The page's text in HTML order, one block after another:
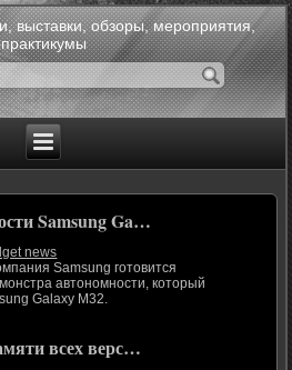
выставки, обзоры, мероприятия,
практикумы
Samsung Ga…
news
Samsung готовится
автономности, который
Galaxy M32.
всех верс…